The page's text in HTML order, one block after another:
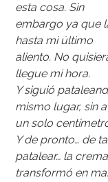
esta cosa. Sin
embargo ya que
hasta mi último
aliento. No
llegue mi hora.
Y siguió
mismo lugar, sin
un solo
Y de pronto… de
patalear… la
transformó en